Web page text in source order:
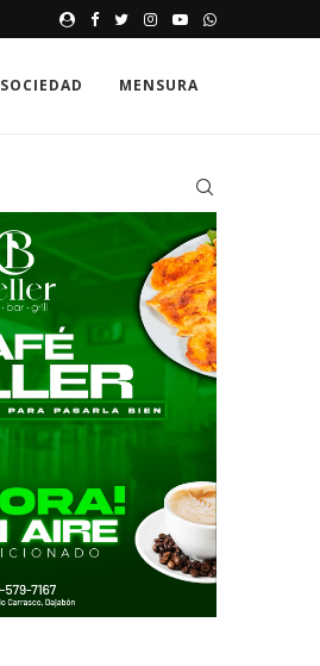
MEMORIAS DE UNA SONRISA
SOCIEDAD MENSURA